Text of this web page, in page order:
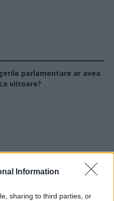
Information
sharing to third parties, or
parlamentare ar avea
viitoare?